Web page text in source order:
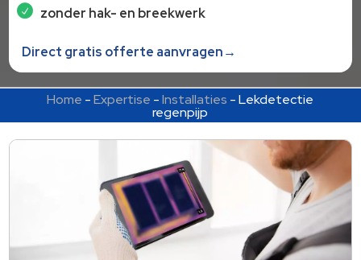
zonder hak- en breekwerk
Direct gratis offerte aanvragen→
Home -Expertise -Installaties -Lekdetectie
regenpijp